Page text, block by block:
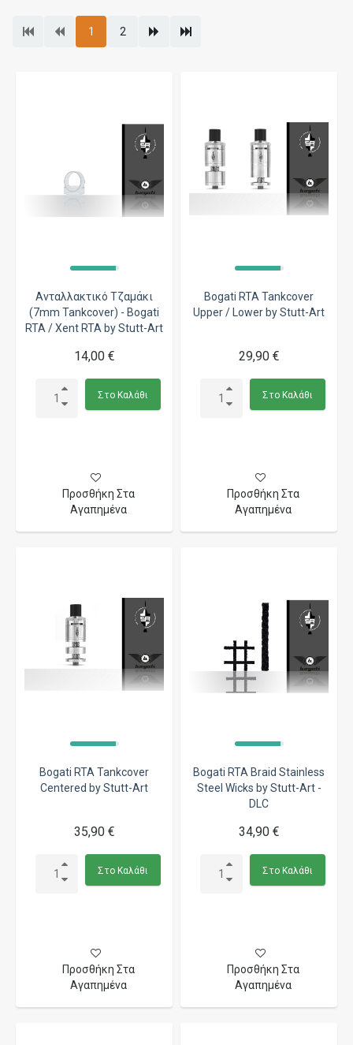
1 2
Ανταλλακτικό Τζαμάκι
(7mm Tankcover) - Bogati
RTA / Xent RTA by Stutt-Art
14,00 €
Στο Καλάθι
Προσθήκη Στα
Αγαπημένα
Bogati RTA Tankcover
Upper / Lower by Stutt-Art
29,90 €
Στο Καλάθι
Προσθήκη Στα
Αγαπημένα
Bogati RTA Tankcover
Centered by Stutt-Art
35,90 €
Στο Καλάθι
Προσθήκη Στα
Αγαπημένα
Bogati RTA Braid Stainless
Steel Wicks by Stutt-Art -
DLC
34,90 €
Στο Καλάθι
Προσθήκη Στα
Αγαπημένα